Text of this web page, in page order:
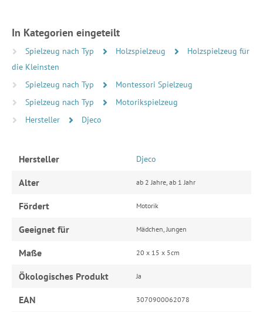
In Kategorien eingeteilt
Spielzeug nach Typ Holzspielzeug
Holzspielzeug für
die Kleinsten
Spielzeug nach Typ
Montessori Spielzeug
Spielzeug nach Typ
Motorikspielzeug
Hersteller
Djeco
Hersteller Djeco
Alter ab 2 Jahre, ab 1 Jahr
Fördert Motorik
Geeignet für Mädchen, Jungen
Maße 20 x 15 x 5cm
Ökologisches Produkt Ja
EAN 3070900062078